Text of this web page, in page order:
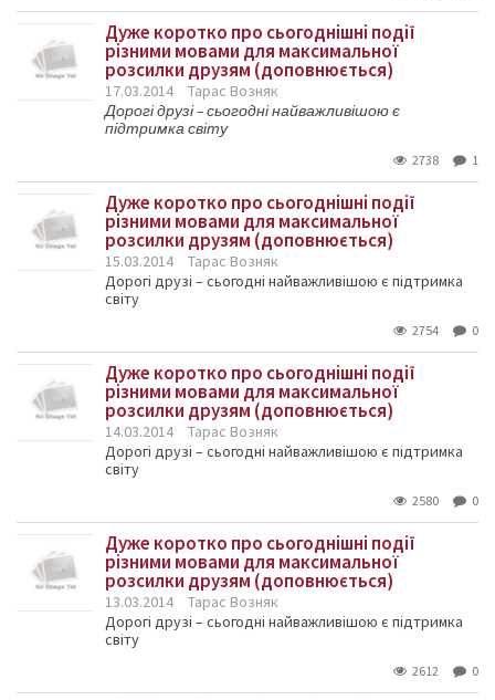
Дуже коротко про сьогоднішні події
різними мовами для максимальної
розсилки друзям (доповнюється)
17.03.2014
Тарас Возняк
Дорогі друзі – сьогодні найважливішою є
підтримка світу
2738 1
Дуже коротко про сьогоднішні події
різними мовами для максимальної
розсилки друзям (доповнюється)
15.03.2014
Тарас Возняк
Дорогі друзі – сьогодні найважливішою є підтримка
світу
2754 0
Дуже коротко про сьогоднішні події
різними мовами для максимальної
розсилки друзям (доповнюється)
14.03.2014
Тарас Возняк
Дорогі друзі – сьогодні найважливішою є підтримка
світу
2580 0
Дуже коротко про сьогоднішні події
різними мовами для максимальної
розсилки друзям (доповнюється)
13.03.2014
Тарас Возняк
Дорогі друзі – сьогодні найважливішою є підтримка
світу
2612 0